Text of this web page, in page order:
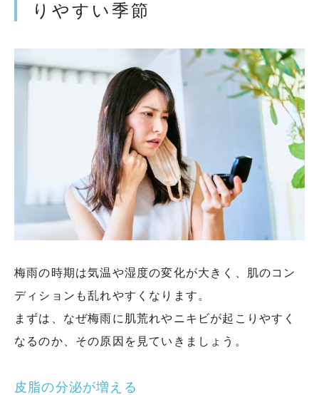
りやすい季節
梅雨の時期は気温や湿度の変化が大きく、肌のコン
ディションも乱れやすくなります。
まずは、なぜ梅雨に肌荒れやニキビが起こりやすく
なるのか、その原因を見ていきましょう。
皮脂の分泌が増える